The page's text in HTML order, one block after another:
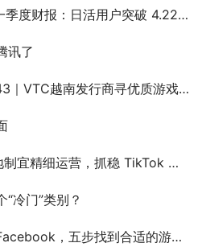
日活用户突破 4.22 亿，同比增长 10%
讯了
发行商寻优质游戏 多款精品游戏寻海外合作
细运营，抓稳 TikTok 流量机遇
冷门”类别？
，五步找到合适的游戏定位